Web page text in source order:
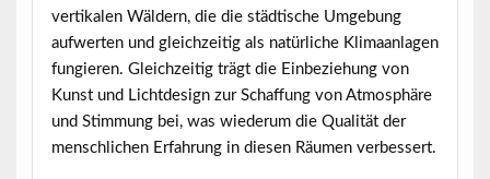
vertikalen Wäldern, die die städtische Umgebung
aufwerten und gleichzeitig als natürliche Klimaanlagen
fungieren. Gleichzeitig trägt die Einbeziehung von
Kunst und Lichtdesign zur Schaffung von Atmosphäre
und Stimmung bei, was wiederum die Qualität der
menschlichen Erfahrung in diesen Räumen verbessert.